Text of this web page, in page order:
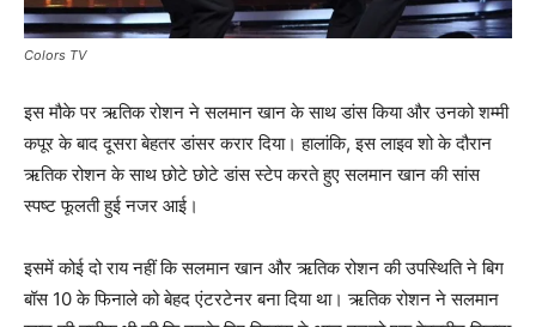
Colors TV
इस मौके पर ऋतिक रोशन ने सलमान खान के साथ डांस किया और उनको शम्‍मी
कपूर के बाद दूसरा बेहतर डांसर करार दिया। हालांकि, इस लाइव शो के दौरान
ऋतिक रोशन के साथ छोटे छोटे डांस स्‍टेप करते हुए सलमान खान की सांस
स्‍पष्‍ट फूलती हुई नजर आई।
इसमें कोई दो राय नहीं कि सलमान खान और ऋतिक रोशन की उपस्‍थिति ने बिग
बॉस 10 के फिनाले को बेहद एंटरटेनर बना दिया था। ऋतिक रोशन ने सलमान